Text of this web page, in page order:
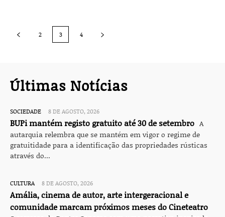
2 3 4
Últimas Notícias
SOCIEDADE 8 DE AGOSTO, 2026
BUPi mantém registo gratuito até 30 de setembro A
autarquia relembra que se mantém em vigor o regime de
gratuitidade para a identificação das propriedades rústicas
através do...
CULTURA 8 DE AGOSTO, 2026
Amália, cinema de autor, arte intergeracional e
comunidade marcam próximos meses do Cineteatro